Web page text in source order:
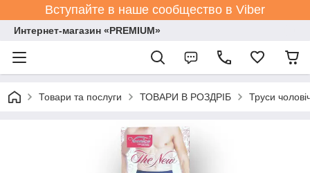
Вступайте в наше сообщество в Viber
Интернет-магазин «PREMIUM»
Товари та послуги ТОВАРИ В РОЗДРІБ Труси